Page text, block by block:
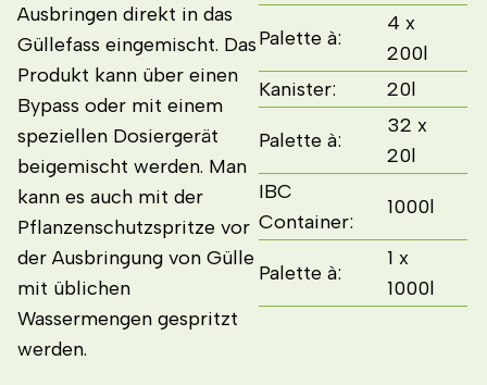
Ausbringen direkt in das
Güllefass eingemischt. Das
Produkt kann über einen
Bypass oder mit einem
speziellen Dosiergerät
beigemischt werden. Man
kann es auch mit der
Pflanzenschutzspritze vor
der Ausbringung von Gülle
mit üblichen
Wassermengen gespritzt
werden.
Palette à:
4 x
200l
Kanister:
20l
Palette à:
32 x
20l
IBC
Container:
1000l
Palette à:
1 x
1000l